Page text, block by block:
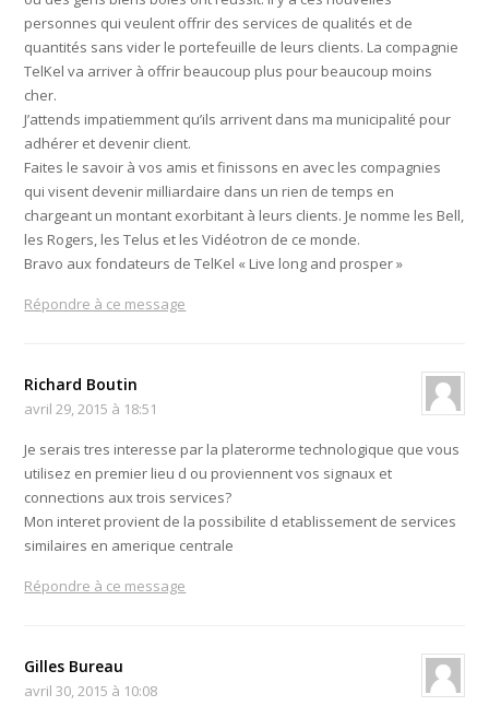
personnes qui veulent offrir des services de qualités et de
quantités sans vider le portefeuille de leurs clients. La compagnie
TelKel va arriver à offrir beaucoup plus pour beaucoup moins
cher.
J’attends impatiemment qu’ils arrivent dans ma municipalité pour
adhérer et devenir client.
Faites le savoir à vos amis et finissons en avec les compagnies
qui visent devenir milliardaire dans un rien de temps en
chargeant un montant exorbitant à leurs clients. Je nomme les Bell,
les Rogers, les Telus et les Vidéotron de ce monde.
Bravo aux fondateurs de TelKel « Live long and prosper »
Répondre à ce message
Richard Boutin
avril 29, 2015 à 18:51
Je serais tres interesse par la platerorme technologique que vous
utilisez en premier lieu d ou proviennent vos signaux et
connections aux trois services?
Mon interet provient de la possibilite d etablissement de services
similaires en amerique centrale
Répondre à ce message
Gilles Bureau
avril 30, 2015 à 10:08